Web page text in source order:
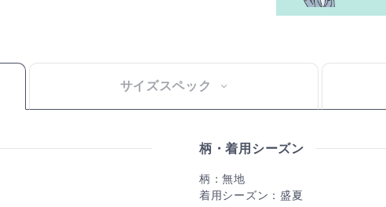
サイズスペック
柄・着用シーズン
柄：無地
着用シーズン：盛夏